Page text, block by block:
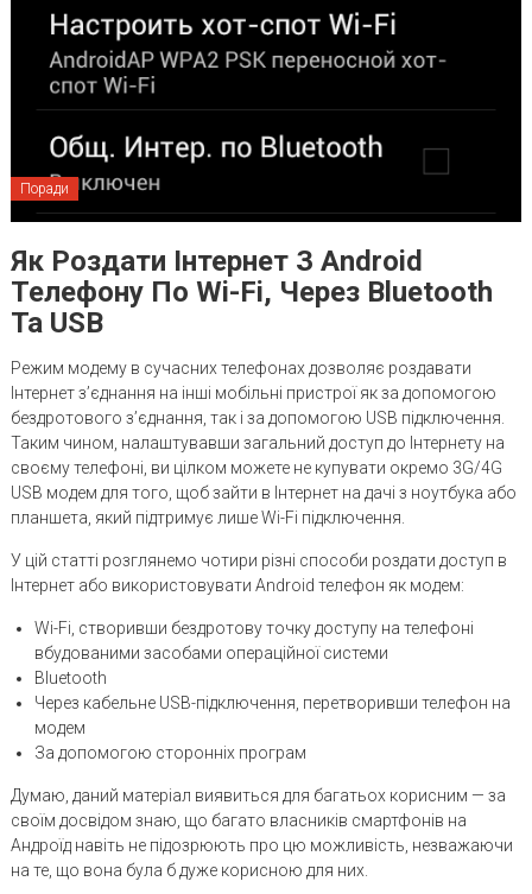
Поради
Як Роздати Інтернет З Android
Телефону По Wi-Fi, Через Bluetooth
Та USB
Режим модему в сучасних телефонах дозволяє роздавати
Інтернет з’єднання на інші мобільні пристрої як за допомогою
бездротового з’єднання, так і за допомогою USB підключення.
Таким чином, налаштувавши загальний доступ до Інтернету на
своєму телефоні, ви цілком можете не купувати окремо 3G/4G
USB модем для того, щоб зайти в Інтернет на дачі з ноутбука або
планшета, який підтримує лише Wi-Fi підключення.
У цій статті розглянемо чотири різні способи роздати доступ в
Інтернет або використовувати Android телефон як модем:
Wi-Fi, створивши бездротову точку доступу на телефоні
вбудованими засобами операційної системи
Bluetooth
Через кабельне USB-підключення, перетворивши телефон на
модем
За допомогою сторонніх програм
Думаю, даний матеріал виявиться для багатьох корисним — за
своїм досвідом знаю, що багато власників смартфонів на
Андроїд навіть не підозрюють про цю можливість, незважаючи
на те, що вона була б дуже корисною для них.